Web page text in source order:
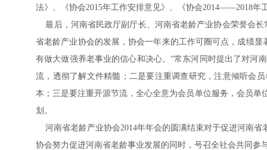
法》、《协会2015年工作安排意见》、《协会2014——2018年
最后，河南省民政厅副厅长、河南省老龄产业协会荣誉会长
省老龄产业协会的发展，协会一年来的工作可圈可点，成绩
有做大做强养老事业的信心和决心。”常东河同时提出了对河
流，透彻了解文件精髓；二是要注重调查研究，注意倾听会
本；三是要注重开源节流，全心全意为会员单位服务，会员
划。
河南省老龄产业协会2014年年会的圆满结束对于促进河南省
协会努力促进河南省老龄事业发展的同时，号召全社会共同